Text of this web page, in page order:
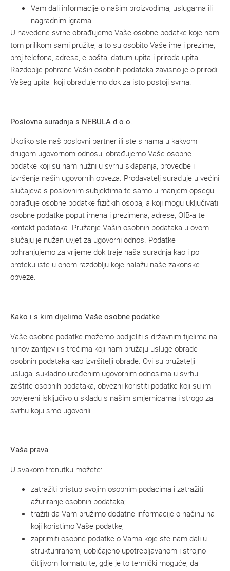
Vam dali informacije o našim proizvodima, uslugama ili
nagradnim igrama.
U navedene svrhe obrađujemo Vaše osobne podatke koje nam
tom prilikom sami pružite, a to su osobito Vaše ime i prezime,
broj telefona, adresa, e-pošta, datum upita i priroda upita.
Razdoblje pohrane Vaših osobnih podataka zavisno je o prirodi
Vašeg upita koji obrađujemo dok za isto postoji svrha.
Poslovna suradnja s NEBULA d.o.o.
Ukoliko ste naš poslovni partner ili ste s nama u kakvom
drugom ugovornom odnosu, obrađujemo Vaše osobne
podatke koji su nam nužni u svrhu sklapanja, provedbe i
izvršenja naših ugovornih obveza. Prodavatelj surađuje u većini
slučajeva s poslovnim subjektima te samo u manjem opsegu
obrađuje osobne podatke fizičkih osoba, a koji mogu uključivati
osobne podatke poput imena i prezimena, adrese, OIB-a te
kontakt podataka. Pružanje Vaših osobnih podataka u ovom
slučaju je nužan uvjet za ugovorni odnos. Podatke
pohranjujemo za vrijeme dok traje naša suradnja kao i po
proteku iste u onom razdoblju koje nalažu naše zakonske
obveze.
Kako i s kim dijelimo Vaše osobne podatke
Vaše osobne podatke možemo podijeliti s državnim tijelima na
njihov zahtjev i s trećima koji nam pružaju usluge obrade
osobnih podataka kao izvršitelji obrade. Ovi su pružatelji
usluga, sukladno uređenim ugovornim odnosima u svrhu
zaštite osobnih podataka, obvezni koristiti podatke koji su im
povjereni isključivo u skladu s našim smjernicama i strogo za
svrhu koju smo ugovorili.
Vaša prava
U svakom trenutku možete:
zatražiti pristup svojim osobnim podacima i zatražiti
ažuriranje osobnih podataka;
tražiti da Vam pružimo dodatne informacije o načinu na
koji koristimo Vaše podatke;
zaprimiti osobne podatke o Vama koje ste nam dali u
strukturiranom, uobičajeno upotrebljavanom i strojno
čitljivom formatu te, gdje je to tehnički moguće, da